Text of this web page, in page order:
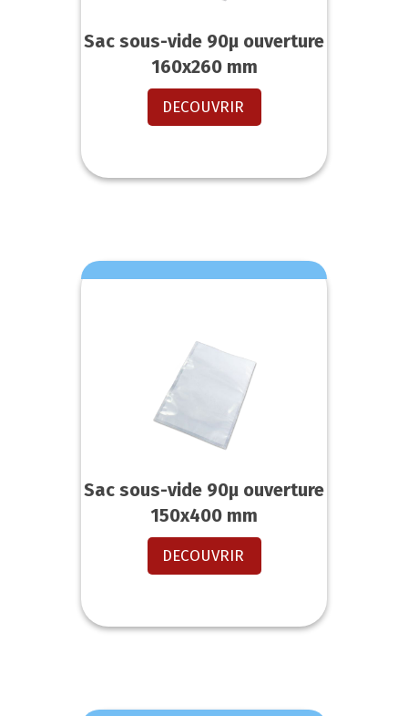
Sac sous-vide 90µ ouverture
160x260 mm
DECOUVRIR
Sac sous-vide 90µ ouverture
150x400 mm
DECOUVRIR